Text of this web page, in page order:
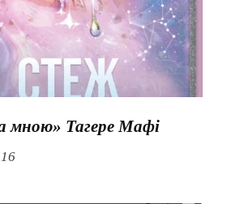
мною» Тагере Мафі
16